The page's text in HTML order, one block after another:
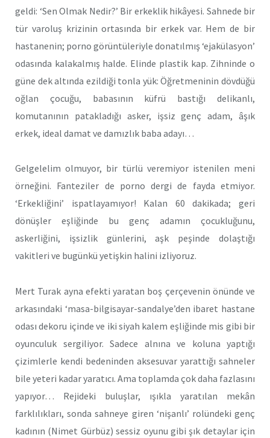
geldi: ‘Sen Olmak Nedir?’ Bir erkeklik hikâyesi. Sahnede bir
tür varoluş krizinin ortasında bir erkek var. Hem de bir
hastanenin; porno görüntüleriyle donatılmış ‘ejakülasyon’
odasında kalakalmış halde. Elinde plastik kap. Zihninde o
güne dek altında ezildiği tonla yük: Öğretmeninin dövdüğü
oğlan çocuğu, babasının küfrü bastığı delikanlı,
komutanının patakladığı asker, işsiz genç adam, âşık
erkek, ideal damat ve damızlık baba adayı…
Gelgelelim olmuyor, bir türlü veremiyor istenilen meni
örneğini. Fanteziler de porno dergi de fayda etmiyor.
‘Erkekliğini’ ispatlayamıyor! Kalan 60 dakikada; geri
dönüşler eşliğinde bu genç adamın çocukluğunu,
askerliğini, işsizlik günlerini, aşk peşinde dolaştığı
vakitleri ve bugünkü yetişkin halini izliyoruz.
Mert Turak ayna efekti yaratan boş çerçevenin önünde ve
arkasındaki ‘masa-bilgisayar-sandalye’den ibaret hastane
odası dekoru içinde ve iki siyah kalem eşliğinde mis gibi bir
oyunculuk sergiliyor. Sadece alnına ve koluna yaptığı
çizimlerle kendi bedeninden aksesuvar yarattığı sahneler
bile yeteri kadar yaratıcı. Ama toplamda çok daha fazlasını
yapıyor… Rejideki buluşlar, ışıkla yaratılan mekân
farklılıkları, sonda sahneye giren ‘nişanlı’ rolündeki genç
kadının (Nimet Gürbüz) sessiz oyunu gibi şık detaylar için